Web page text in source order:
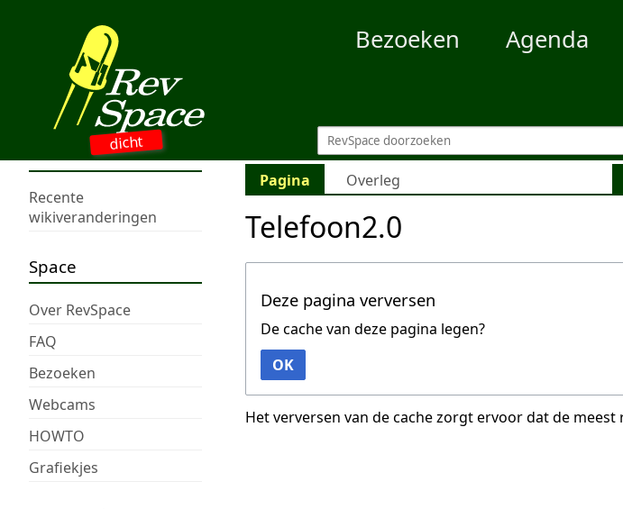
dicht
Bezoeken Agenda
Recente
wikiveranderingen
Space
Over RevSpace
FAQ
Bezoeken
Webcams
HOWTO
Grafiekjes
Pagina Overleg
Telefoon2.0
Deze pagina verversen
De cache van deze pagina legen?
OK
Het verversen van de cache zorgt ervoor dat de